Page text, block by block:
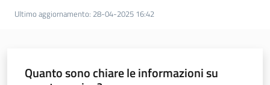
e
Ultimo aggiornamento: 28-04-2025 16:42
Quanto sono chiare le informazioni su